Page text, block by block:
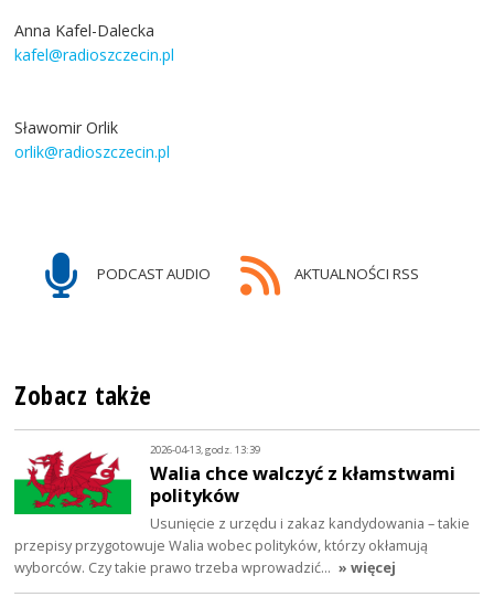
Anna Kafel-Dalecka
kafel@radioszczecin.pl
Sławomir Orlik
orlik@radioszczecin.pl
PODCAST AUDIO AKTUALNOŚCI RSS
Zobacz także
2026-04-13, godz. 13:39
Walia chce walczyć z kłamstwami
polityków
Usunięcie z urzędu i zakaz kandydowania – takie
przepisy przygotowuje Walia wobec polityków, którzy okłamują
wyborców. Czy takie prawo trzeba wprowadzić… » więcej